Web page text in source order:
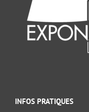
INFOS PRATIQUES